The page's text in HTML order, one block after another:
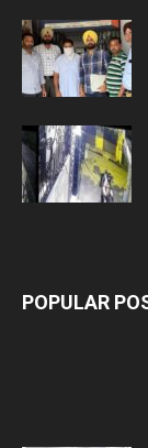
POPULAR